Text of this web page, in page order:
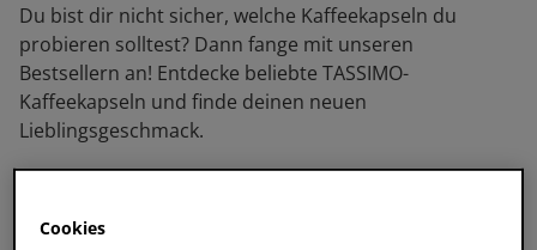
Du bist dir nicht sicher, welche Kaffeekapseln du
probieren solltest? Dann fange mit unseren
Bestsellern an! Entdecke beliebte TASSIMO-
Kaffeekapseln und finde deinen neuen
Lieblingsgeschmack.
Cookies